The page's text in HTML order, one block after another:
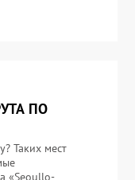
ПО
Таких мест
«Seoullo-